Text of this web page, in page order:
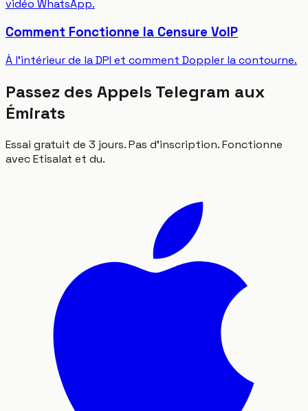
vidéo WhatsApp.
Comment Fonctionne la Censure VoIP
À l'intérieur de la DPI et comment Doppler la contourne.
Passez des Appels Telegram aux
Émirats
Essai gratuit de 3 jours. Pas d'inscription. Fonctionne
avec Etisalat et du.